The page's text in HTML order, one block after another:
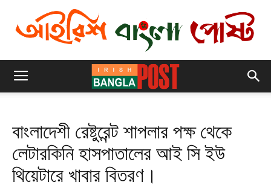
বাংলাদেশী রেষ্টুরেন্ট শাপলার পক্ষ থেকে
লেটারকিনি হাসপাতালের আই সি ইউ
থিয়েটারে খাবার বিতরণ।